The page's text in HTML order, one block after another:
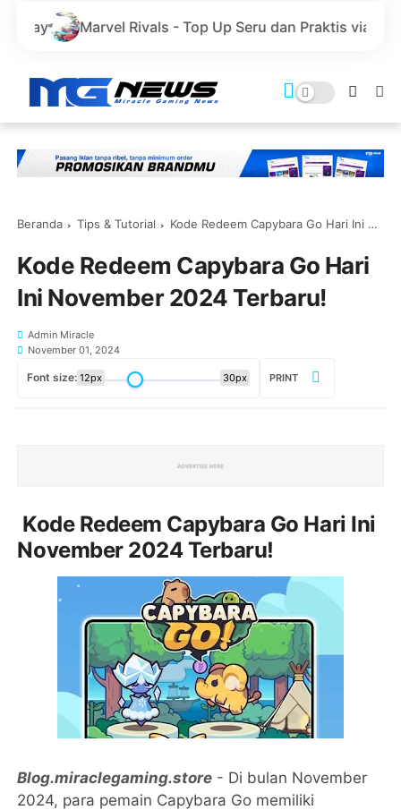
Rivals - Top Up Seru dan Praktis via GoPay Ayo
Beranda Tips & Tutorial Kode Redeem Capybara Go Hari Ini November 2024 Terbaru!
Kode Redeem Capybara Go Hari
Ini November 2024 Terbaru!
Admin Miracle
November 01, 2024
Font size: 12px 30px PRINT
Kode Redeem Capybara Go Hari Ini
November 2024 Terbaru!
Blog.miraclegaming.store - Di bulan November
2024, para pemain Capybara Go memiliki